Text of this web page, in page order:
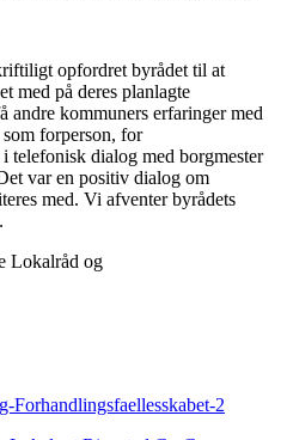
opfordret byrådet til at
med på deres planlagte
kommuners erfaringer med
forperson, for
dialog med borgmester
var en positiv dialog om
med. Vi afventer byrådets
Lokalråd og
Forhandlingsfaellesskabet-2